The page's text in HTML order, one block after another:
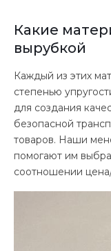
Какие
вырубкой
Каждый из этих
степенью
для создания
безопасной
товаров. Наши
помогают им
соотношении